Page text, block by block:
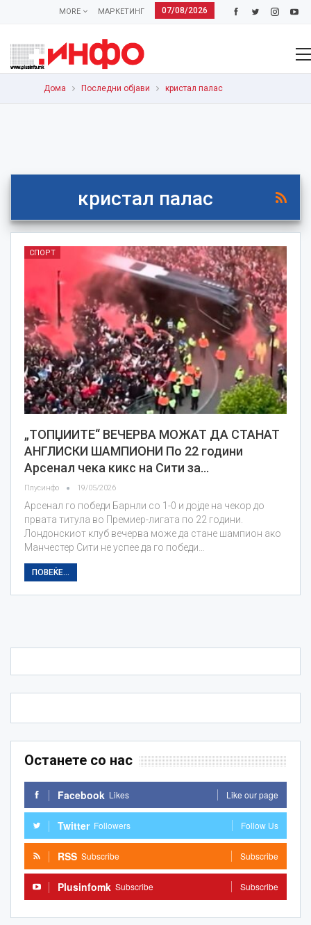
07/08/2026
МАРКЕТИНГ
MORE
Дома Последни објави кристал палас
кристал палас
СПОРТ
„ТОПЏИИТЕ“ ВЕЧЕРВА МОЖАТ ДА СТАНАТ
АНГЛИСКИ ШАМПИОНИ По 22 години
Арсенал чека кикс на Сити за…
Плусинфо 19/05/2026
Арсенал го победи Барнли со 1-0 и дојде на чекор до
првата титула во Премиер-лигата по 22 години.
Лондонскиот клуб вечерва може да стане шампион ако
Манчестер Сити не успее да го победи…
ПОВЕЌЕ...
Останете со нас
Facebook Likes Like our page
Twitter Followers Follow Us
RSS Subscribe Subscribe
Plusinfomk Subscribe Subscribe